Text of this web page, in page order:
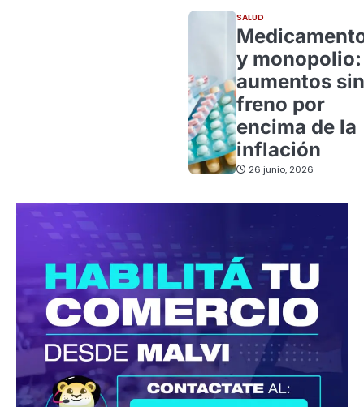
SALUD
y monopolio:
aumentos sin
freno por
encima de la
inflación
26 junio, 2026